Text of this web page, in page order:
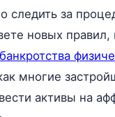
следить за
новых правил,
банкротства
многие
активы на